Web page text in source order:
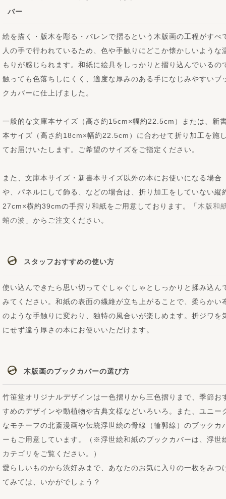
バー
絵を描く・版木を彫る・バレンで摺るという木版画の工程がすべ
人の手で行われているため、色や手触りにどこか懐かしいような
もりが感じられます。和紙に絵具をしっかりと摺り込んでいるの
触っても色落ちしにくく、適度な厚みのある手になじみやすいブ
クカバーに仕上げました。
一般的な文庫本サイズ（高さ約15cm×幅約22.5cm）または、新
本サイズ（高さ約18cm×幅約22.5cm）に合わせて折り加工を施
てお届けいたします。ご希望のサイズをご指定ください。
また、文庫本サイズ・新書本サイズ以外の本にお使いになる場合
や、パネルにして飾る、などの場合は、折り加工をしていない縦
27cm×横約39cmの手摺り和紙をご用意しております。「 木版和
蛸の波 」からご注文ください。
スタッフおすすめの使い方
使い込んできたら思い切ってぐしゃぐしゃとしっかりと揉み込ん
みてください。和紙の表面の繊維が立ち上がることで、柔らかい
のような手触りに変わり、独特の風合いが楽しめます。折ジワを
にせず違う厚さの本にお使いいただけます。
木版画のブックカバーの選び方
竹笹堂オリジナルデザインは一色摺りから三色摺りまで、季節お
すめのデザインや動植物や古典文様などいろいろ。また、ユニー
なモチーフの北斎漫画や伝統浮世絵の骨線（輪郭線）のブックカ
ーもご用意しています。（※浮世絵和紙のブックカバーは、浮世
カテゴリをご覧ください。）
愛らしいものから渋好みまで、あなたのお気に入りの一枚をみつ
てみては、いかがでしょう？